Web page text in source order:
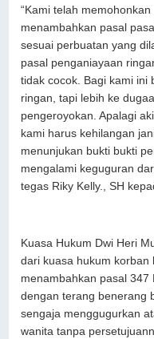
“Kami telah
menambahkan pasal
sesuai perbuatan yang
pasal penganiayaan
tidak cocok. Bagi kami ini
ringan, tapi lebih ke
pengeroyokan. Apalagi
kami harus kehilangan
menunjukan bukti bukti
mengalami keguguran
tegas Riky Kelly., SH
Kuasa Hukum Dwi Heri
dari kuasa hukum
menambahkan pasal 347
dengan terang benerang
sengaja menggugurkan
wanita tanpa